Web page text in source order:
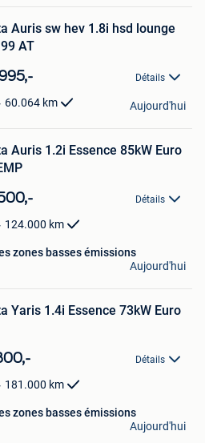
Auris sw hev 1.8i hsd lounge
AT
Détails
60.064 km Aujourd'hui
Auris 1.2i Essence 85kW Euro
Détails
124.000 km
zones basses émissions
Aujourd'hui
Yaris 1.4i Essence 73kW Euro
Détails
181.000 km
zones basses émissions
Aujourd'hui